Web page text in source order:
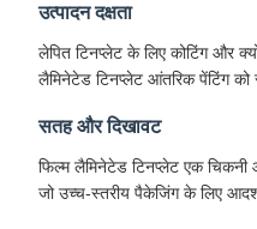
उत्पादन दक्षता
लेपित टिनप्लेट के लिए कोटिंग और
लैमिनेटेड टिनप्लेट आंतरिक पेंटिंग को
सतह और दिखावट
फिल्म लैमिनेटेड टिनप्लेट एक
जो उच्च-स्तरीय पैकेजिंग के लिए